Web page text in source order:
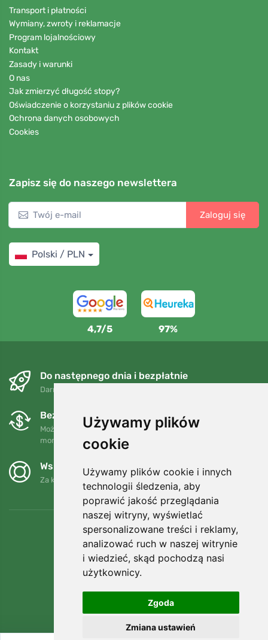
Używamy plików
cookie
Używamy plików cookie i innych
technologii śledzenia, aby
poprawić jakość przeglądania
naszej witryny, wyświetlać
spersonalizowane treści i reklamy,
analizować ruch w naszej witrynie
i wiedzieć, skąd pochodzą nasi
użytkownicy.
Zgoda
Zmiana ustawień
Transport i płatności
Wymiany, zwroty i reklamacje
Program lojalnościowy
Kontakt
Zasady i warunki
O nas
Jak zmierzyć długość stopy?
Oświadczenie o korzystaniu z plików cookie
Ochrona danych osobowych
Cookies
Zapisz się do naszego newslettera
Zaloguj się
Polski / PLN
4,7/5 97%
Do następnego dnia i bezpłatnie
Darmowa wysyłka dla zamówień powyżej 250 PLN
Bezpłatne wymiany i zwroty
Możesz zwrócić lub wymienić swoje zamówienie w dowolnym
momencie w ciągu 90 dni.
Wspieramy Trees.org
Za każde zamówienie sadzimy drzewo! Czytaj więcej